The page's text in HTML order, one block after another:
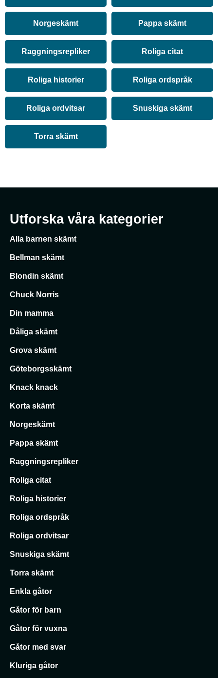
Norgeskämt Pappa skämt
Raggningsrepliker Roliga citat
Roliga historier Roliga ordspråk
Roliga ordvitsar Snuskiga skämt
Torra skämt
Utforska våra kategorier
Alla barnen skämt
Bellman skämt
Blondin skämt
Chuck Norris
Din mamma
Dåliga skämt
Grova skämt
Göteborgsskämt
Knack knack
Korta skämt
Norgeskämt
Pappa skämt
Raggningsrepliker
Roliga citat
Roliga historier
Roliga ordspråk
Roliga ordvitsar
Snuskiga skämt
Torra skämt
Enkla gåtor
Gåtor för barn
Gåtor för vuxna
Gåtor med svar
Kluriga gåtor